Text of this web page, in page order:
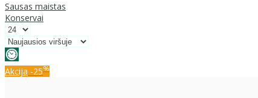
Sausas maistas
Konservai
Akcija -25%